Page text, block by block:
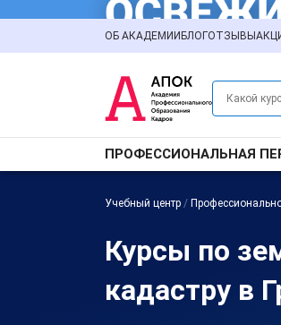
ОБ АКАДЕМИИ БЛОГОТЗЫВЫ
ПРОФЕССИОНАЛЬНАЯ
Учебный центр /
Курсы по
кадастру в